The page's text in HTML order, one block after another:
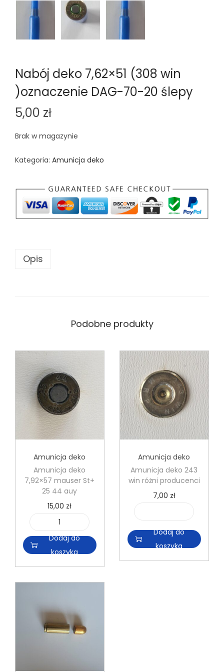
Nabój deko 7,62×51 (308 win
)oznaczenie DAG-70-20 ślepy
5,00 zł
Brak w magazynie
Kategoria: Amunicja deko
Opis
Podobne produkty
Amunicja deko
Amunicja deko
7,92×57 mauser St+
25 44 auy
15,00 zł
l
o
ś
ć
m
u
Dodaj do
koszyka
Amunicja deko
Amunicja deko 243
win różni producenci
7,00 zł
l
o
ś
Dodaj do
koszyka